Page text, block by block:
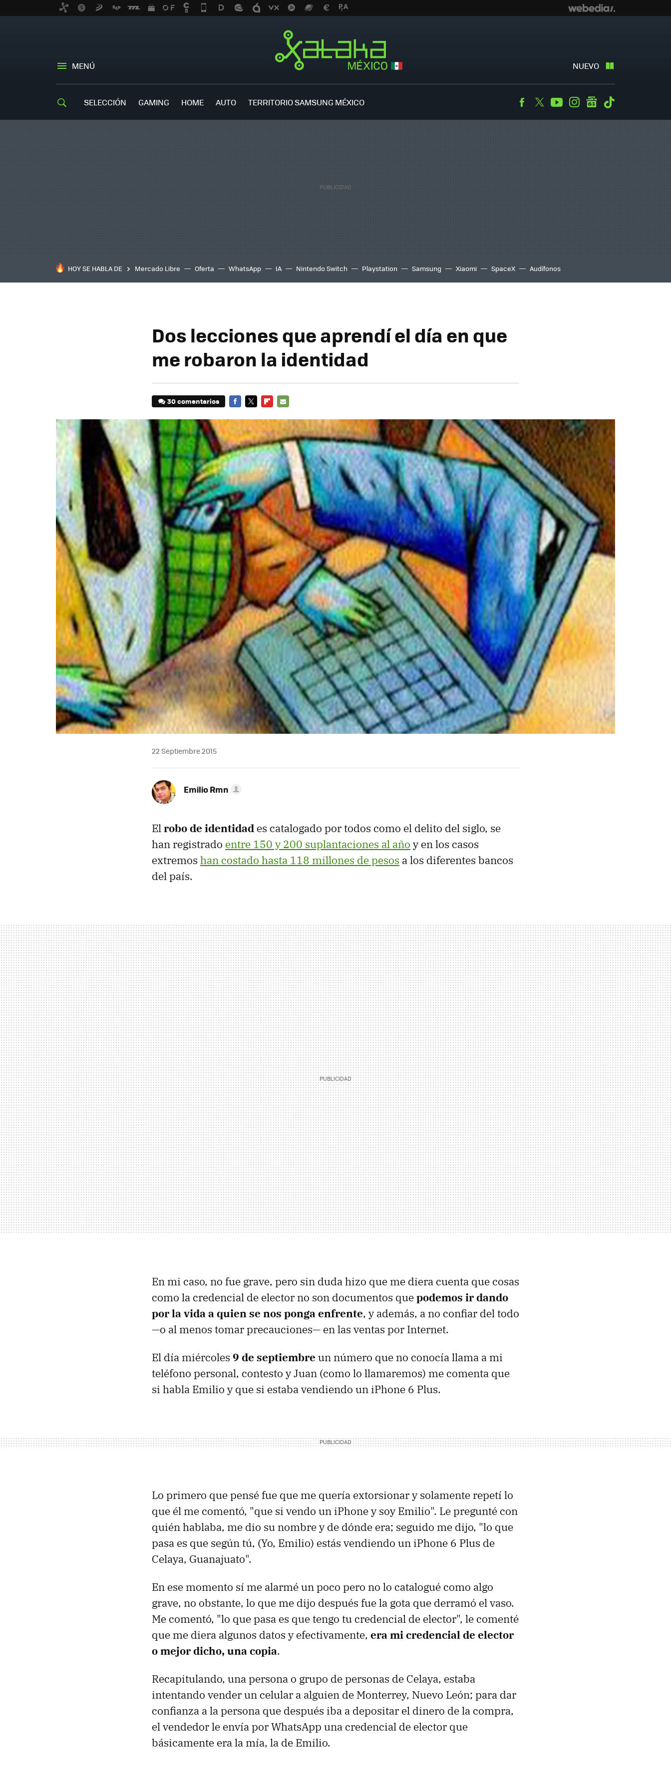
MENÚ NUEVO
SELECCIÓN GAMING HOME AUTO TERRITORIO SAMSUNG MÉXICO Facebook
TwitterYoutubeInstagramgooglenews
HOY SE HABLA DE Mercado Libre Oferta WhatsApp IA Nintendo Switch Playstation Samsung Xiaomi SpaceX Audífonos
Dos lecciones que aprendí el día en que
me robaron la identidad
30 comentarios
MAIL
22 Septiembre 2015
Emilio Rmn
Elrobo de identidad es catalogado por todos como el delito del siglo, se
han registrado entre 150 y 200 suplantaciones al año y en los casos
extremos han costado hasta 118 millones de pesos a los diferentes bancos
del país.
En mi caso, no fue grave, pero sin duda hizo que me diera cuenta que cosas
como la credencial de elector no son documentos quepodemos ir dando
por la vida a quien se nos ponga enfrente, y además, a no confiar del todo
—o al menos tomar precauciones— en las ventas por Internet.
El día miércoles 9 de septiembre un número que no conocía llama a mi
teléfono personal, contesto y Juan (como lo llamaremos) me comenta que
si habla Emilio y que si estaba vendiendo un iPhone 6 Plus.
Lo primero que pensé fue que me quería extorsionar y solamente repetí lo
que él me comentó, "que si vendo un iPhone y soy Emilio". Le pregunté con
quién hablaba, me dio su nombre y de dónde era; seguido me dijo, "lo que
pasa es que según tú, (Yo, Emilio) estás vendiendo un iPhone 6 Plus de
Celaya, Guanajuato".
En ese momento sí me alarmé un poco pero no lo catalogué como algo
grave, no obstante, lo que me dijo después fue la gota que derramó el vaso.
Me comentó, "lo que pasa es que tengo tu credencial de elector", le comenté
que me diera algunos datos y efectivamente, era mi credencial de elector
o mejor dicho, una copia.
Recapitulando, una persona o grupo de personas de Celaya, estaba
intentando vender un celular a alguien de Monterrey, Nuevo León; para dar
confianza a la persona que después iba a depositar el dinero de la compra,
el vendedor le envía por WhatsApp una credencial de elector que
básicamente era la mía, la de Emilio.